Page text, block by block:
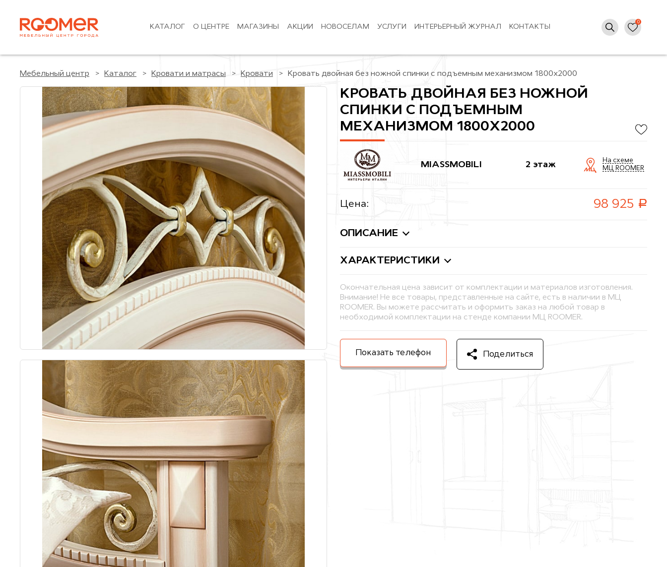
КАТАЛОГ О ЦЕНТРЕ МАГАЗИНЫ АКЦИИ НОВОСЕЛАМ УСЛУГИ ИНТЕРЬЕРНЫЙ ЖУРНАЛ КОНТАКТЫ
Мебельный центр Каталог Кровати и матрасы Кровати Кровать двойная без ножной спинки с подъемным механизмом 1800x2000
КРОВАТЬ ДВОЙНАЯ БЕЗ НОЖНОЙ
СПИНКИ С ПОДЪЕМНЫМ
МЕХАНИЗМОМ 1800X2000
MIASSMOBILI 2 этаж
На схеме
МЦ ROOMER
Цена: 98 925 руб.
ОПИСАНИЕ
ХАРАКТЕРИСТИКИ
Окончательная цена зависит от комплектации и материалов изготовления.
Внимание! Не все товары, представленные на сайте, есть в наличии в МЦ
ROOMER. Вы можете рассчитать и оформить заказ на любой товар в
необходимой комплектации на стенде компании МЦ ROOMER.
Показать телефон Поделиться